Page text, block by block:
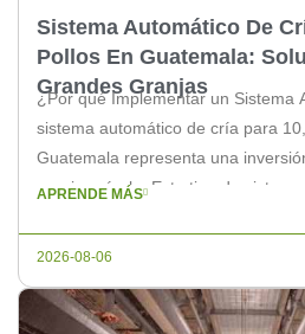
Sistema Automático De
Pollos En Guatemala:
Grandes Granjas
¿Por qué Implementar un Sistema
sistema automático de cría para
Guatemala representa una
granja avícola. Este tipo de
APRENDE MÁS
2026-08-06